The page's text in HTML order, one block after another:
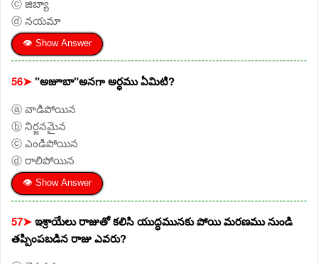
ⓒ జిబ్యా
ⓓ నయమా
👁 Show Answer
56➤"అజూబా"అనగా అర్ధము ఏమిటి?
ⓐ వాడిపోయిన
ⓑ నిర్జనమైన
ⓒ ఎండిపోయిన
ⓓ రాలిపోయిన
👁 Show Answer
57➤ఇశ్రాయేలు రాజుతో కలిసి యుద్ధమునకు పోయి మరణము నుండి
తప్పింపబడిన రాజు ఎవరు?